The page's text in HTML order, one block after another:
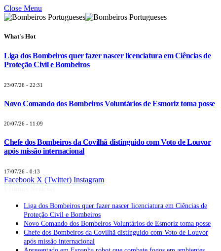
Close Menu
What's Hot
Liga dos Bombeiros quer fazer nascer licenciatura em Ciências de
Proteção Civil e Bombeiros
23/07/26 - 22:31
Novo Comando dos Bombeiros Voluntários de Esmoriz toma posse
20/07/26 - 11:09
Chefe dos Bombeiros da Covilhã distinguido com Voto de Louvor
após missão internacional
17/07/26 - 0:13
Facebook X (Twitter) Instagram
Liga dos Bombeiros quer fazer nascer licenciatura em Ciências de
Proteção Civil e Bombeiros
Novo Comando dos Bombeiros Voluntários de Esmoriz toma posse
Chefe dos Bombeiros da Covilhã distinguido com Voto de Louvor
após missão internacional